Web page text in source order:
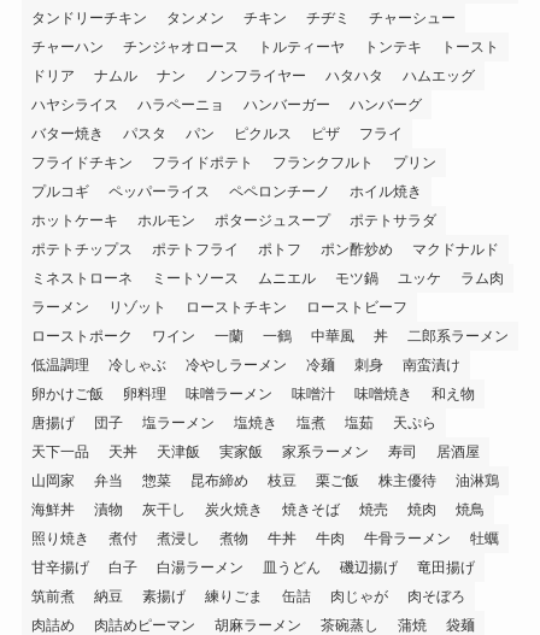
タンドリーチキン
タンメン チキン チヂミ
チャーシュー
チャーハン
チンジャオロース トルティーヤ トンテキ
トースト
ドリア
ナムル ナン ノンフライヤー ハタハタ
ハムエッグ
ハヤシライス
ハラペーニョ ハンバーガー
ハンバーグ
バター焼き
パスタ パン ピクルス ピザ
フライ
フライドチキン
フライドポテト フランクフルト
プリン
プルコギ
ペッパーライス ペペロンチーノ
ホイル焼き
ホットケーキ
ホルモン ポタージュスープ
ポテトサラダ
ポテトチップス
ポテトフライ ポトフ ポン酢炒め
マクドナルド
ミネストローネ
ミートソース ムニエル モツ鍋 ユッケ
ラム肉
ラーメン
リゾット ローストチキン
ローストビーフ
ローストポーク
ワイン 一蘭 一鶴 中華風 丼
二郎系ラーメン
低温調理
冷しゃぶ 冷やしラーメン 冷麺 刺身
南蛮漬け
卵かけご飯
卵料理 味噌ラーメン 味噌汁 味噌焼き
和え物
唐揚げ
団子 塩ラーメン 塩焼き 塩煮 塩茹
天ぷら
天下一品
天丼 天津飯 実家飯 家系ラーメン 寿司
居酒屋
山岡家
弁当 惣菜 昆布締め 枝豆 栗ご飯 株主優待
油淋鶏
海鮮丼
漬物 灰干し 炭火焼き 焼きそば 焼売 焼肉
焼鳥
照り焼き
煮付 煮浸し 煮物 牛丼 牛肉 牛骨ラーメン
牡蠣
甘辛揚げ
白子 白湯ラーメン 皿うどん 磯辺揚げ
竜田揚げ
筑前煮
納豆 素揚げ 練りごま 缶詰 肉じゃが
肉そぼろ
肉詰め
肉詰めピーマン 胡麻ラーメン 茶碗蒸し 蒲焼
袋麺